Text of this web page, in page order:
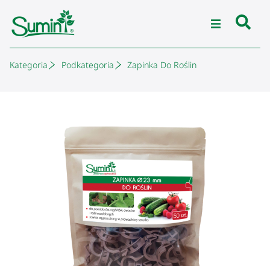
Kategoria Podkategoria Zapinka Do Roślin